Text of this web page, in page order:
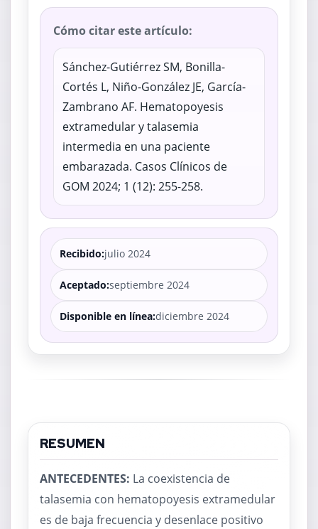
Recibido:julio 2024
Aceptado:septiembre 2024
Disponible en línea:diciembre 2024
Cómo citar este artículo:
Sánchez-Gutiérrez SM, Bonilla-
Cortés L, Niño-González JE, García-
Zambrano AF. Hematopoyesis
extramedular y talasemia
intermedia en una paciente
embarazada. Casos Clínicos de
GOM 2024; 1 (12): 255-258.
RESUMEN
ANTECEDENTES: La coexistencia de
talasemia con hematopoyesis extramedular
es de baja frecuencia y desenlace positivo